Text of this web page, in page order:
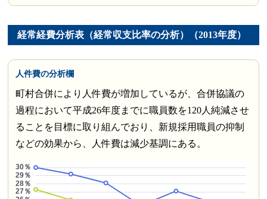
経常経費分析表（経常収支比率の分析）（2013年度）
人件費の分析欄
町村合併により人件費が増加しているが、合併協議の
過程において平成26年度までに職員数を120人純減させ
ることを目標に取り組んでおり、新規採用職員の抑制
などの効果から、人件費は減少基調にある。